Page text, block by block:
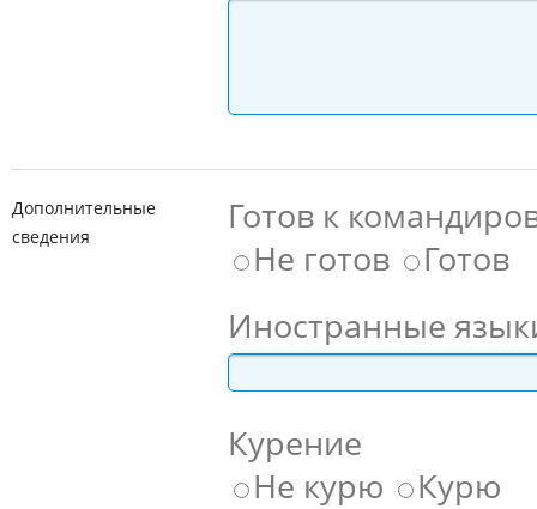
Дополнительные
сведения
Готов к
Не готов
Готов
Иностранные
Курение
Не курю
Курю